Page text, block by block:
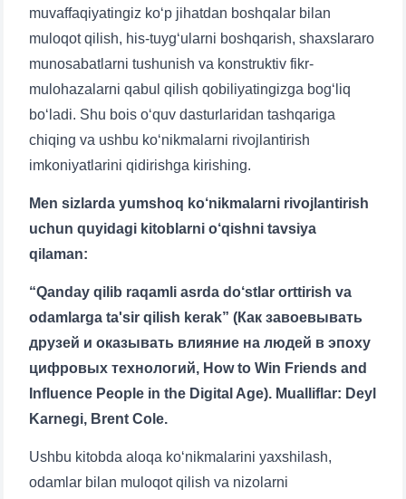
muvaffaqiyatingiz ko‘p jihatdan boshqalar bilan
muloqot qilish, his-tuyg‘ularni boshqarish, shaxslararo
munosabatlarni tushunish va konstruktiv fikr-
mulohazalarni qabul qilish qobiliyatingizga bog‘liq
bo‘ladi. Shu bois o‘quv dasturlaridan tashqariga
chiqing va ushbu ko‘nikmalarni rivojlantirish
imkoniyatlarini qidirishga kirishing.
Men sizlarda yumshoq ko‘nikmalarni rivojlantirish
uchun quyidagi kitoblarni o‘qishni tavsiya
qilaman:
“Qanday qilib raqamli asrda do‘stlar orttirish va
odamlarga ta'sir qilish kerak” (Как завоевывать
друзей и оказывать влияние на людей в эпоху
цифровых технологий, How to Win Friends and
Influence People in the Digital Age). Mualliflar: Deyl
Karnegi, Brent Cole.
Ushbu kitobda aloqa ko‘nikmalarini yaxshilash,
odamlar bilan muloqot qilish va nizolarni